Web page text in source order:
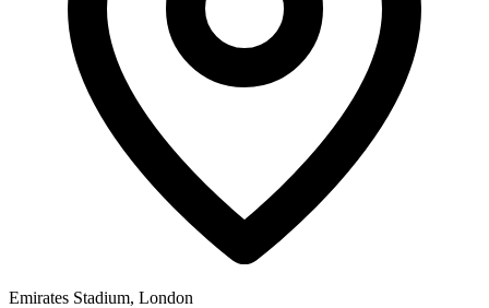
Emirates Stadium, London